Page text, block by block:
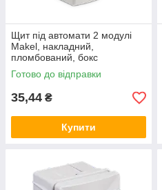
Щит під автомати 2 модулі
Makel, накладний,
пломбований, бокс
монтажний, шафа
розподільна, Макел
Готово до відправки
35,44 ₴
Купити